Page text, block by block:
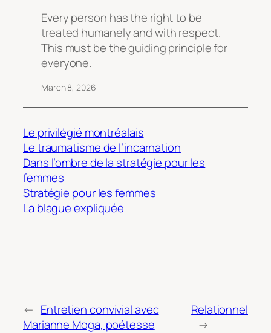
Every person has the right to be
treated humanely and with respect.
This must be the guiding principle for
everyone.
March 8, 2026
Le privilégié montréalais
Le traumatisme de l’incarnation
Dans l’ombre de la stratégie pour les
femmes
Stratégie pour les femmes
La blague expliquée
← Entretien convivial avec
Marianne Moga, poétesse
Relationnel
→